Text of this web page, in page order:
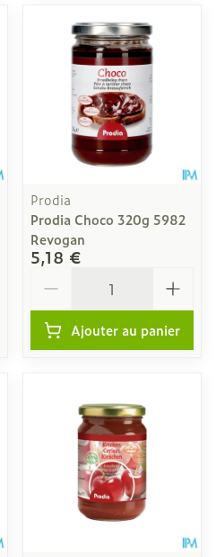
Prodia
Prodia Choco 320g 5982
Revogan
5,18 €
Ajouter au panier